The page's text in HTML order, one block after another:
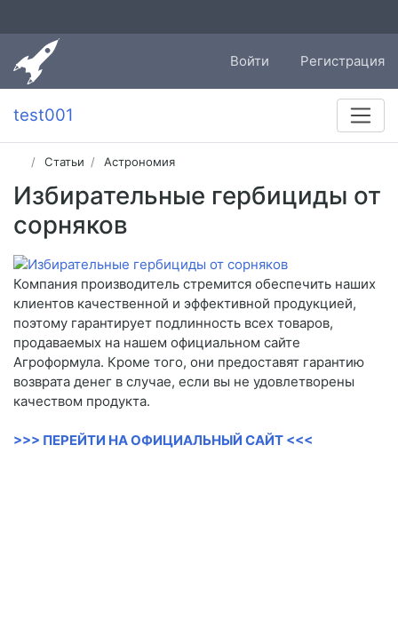
Войти Регистрация
test001
Статьи Астрономия
Избирательные гербициды от
сорняков
Компания производитель стремится обеспечить наших
клиентов качественной и эффективной продукцией,
поэтому гарантирует подлинность всех товаров,
продаваемых на нашем официальном сайте
Агроформула. Кроме того, они предоставят гарантию
возврата денег в случае, если вы не удовлетворены
качеством продукта.
>>> ПЕРЕЙТИ НА ОФИЦИАЛЬНЫЙ САЙТ <<<